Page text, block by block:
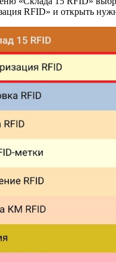
RFID» и открыть